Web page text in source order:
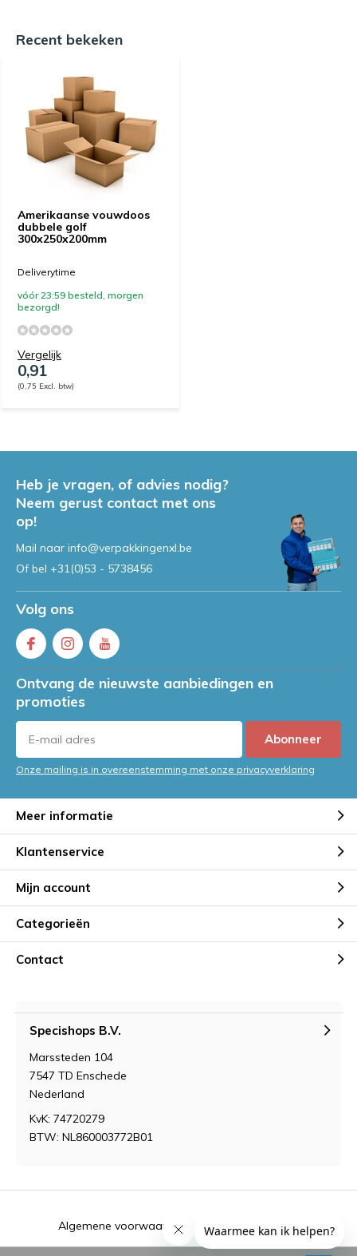
Recent bekeken
Amerikaanse vouwdoos
dubbele golf
300x250x200mm
Deliverytime
vóór 23:59 besteld, morgen
bezorgd!
Vergelijk
0,91
(0,75 Excl. btw)
Heb je vragen, of advies nodig?
Neem gerust contact met ons
op!
Mail naar info@verpakkingenxl.be
Of bel +31(0)53 - 5738456
Volg ons
Ontvang de nieuwste aanbiedingen en
promoties
Abonneer
Onze mailing is in overeenstemming met onze privacyverklaring
Meer informatie
Klantenservice
Mijn account
Categorieën
Contact
Specishops B.V.
Marssteden 104
7547 TD Enschede
Nederland
KvK: 74720279
BTW: NL860003772B01
Algemene voorwaarden RSS-feed Sitemap